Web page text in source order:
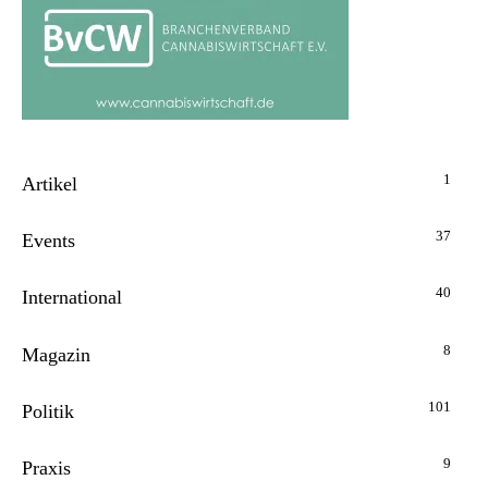
Artikel 1
Events 37
International 40
Magazin 8
Politik 101
Praxis 9